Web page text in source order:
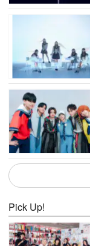
Pick Up!